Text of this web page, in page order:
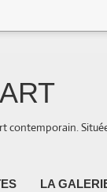
contemporain.
LA